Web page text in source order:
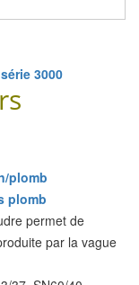
3000
plomb
plomb
permet de
par la vague